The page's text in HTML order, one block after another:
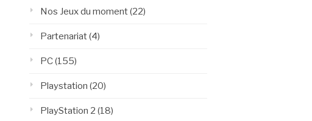
Nos Jeux du moment(22)
Partenariat(4)
PC(155)
Playstation (20)
PlayStation 2 (18)